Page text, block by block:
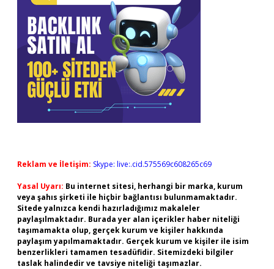
Reklam ve İletişim: Skype: live:.cid.575569c608265c69
Yasal Uyarı: Bu internet sitesi, herhangi bir marka, kurum
veya şahıs şirketi ile hiçbir bağlantısı bulunmamaktadır.
Sitede yalnızca kendi hazırladığımız makaleler
paylaşılmaktadır. Burada yer alan içerikler haber niteliği
taşımamakta olup, gerçek kurum ve kişiler hakkında
paylaşım yapılmamaktadır. Gerçek kurum ve kişiler ile isim
benzerlikleri tamamen tesadüfidir. Sitemizdeki bilgiler
taslak halindedir ve tavsiye niteliği taşımazlar.